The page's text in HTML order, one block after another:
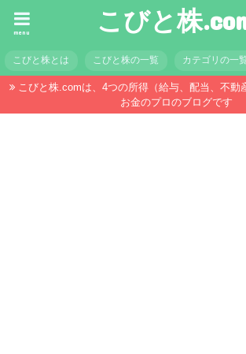
こびと株
menu
こびと株とは こびと株の一覧 カテゴリの一覧
こびと株.comは、4つの所得（給与、配当、不動
お金のプロのブログです